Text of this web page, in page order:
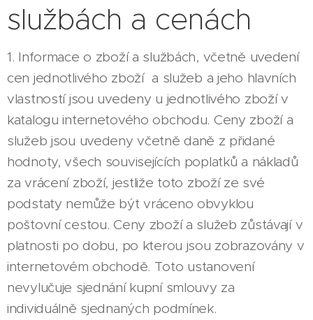
službách a cenách
1. Informace o zboží a službách, včetně uvedení
cen jednotlivého zboží a služeb a jeho hlavních
vlastností jsou uvedeny u jednotlivého zboží v
katalogu internetového obchodu. Ceny zboží a
služeb jsou uvedeny včetně daně z přidané
hodnoty, všech souvisejících poplatků a nákladů
za vrácení zboží, jestliže toto zboží ze své
podstaty nemůže být vráceno obvyklou
poštovní cestou. Ceny zboží a služeb zůstávají v
platnosti po dobu, po kterou jsou zobrazovány v
internetovém obchodě. Toto ustanovení
nevylučuje sjednání kupní smlouvy za
individuálně sjednaných podmínek.